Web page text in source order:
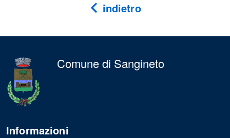
indietro
Comune di Sangineto
Informazioni